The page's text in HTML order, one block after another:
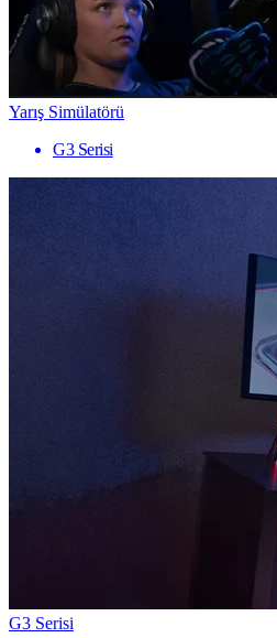
Yarış Simülatörü
G3 Serisi
G3 Serisi